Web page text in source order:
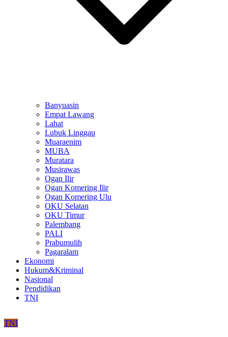
Banyuasin
Empat Lawang
Lahat
Lubuk Linggau
Muaraenim
MUBA
Muratara
Musirawas
Ogan Ilir
Ogan Komering Ilir
Ogan Komering Ulu
OKU Selatan
OKU Timur
Palembang
PALI
Prabumulih
Pagaralam
Ekonomi
Hukum&Kriminal
Nasional
Pendidikan
TNI
TNI